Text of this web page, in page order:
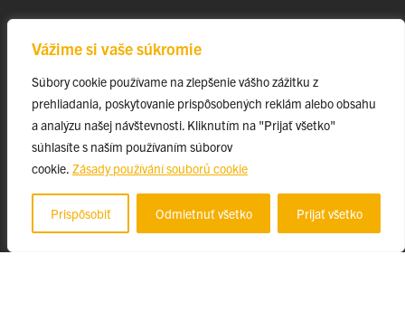
Vážime si vaše súkromie
Súbory cookie používame na zlepšenie vášho zážitku z
prehliadania, poskytovanie prispôsobených reklám alebo obsahu
a analýzu našej návštevnosti. Kliknutím na "Prijať všetko"
súhlasíte s naším používaním súborov
cookie. Zásady používání souborů cookie
Prispôsobiť Odmietnuť všetko Prijať všetko
Projekty
Špičkové tímy
TIP-UPJŠ
Vedecké parky
Evidencia publikačnej činnosti
Habilitačné a vymenúvacie konania